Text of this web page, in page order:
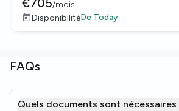
€705/mois
DisponibilitéDe Today
FAQs
Quels documents sont